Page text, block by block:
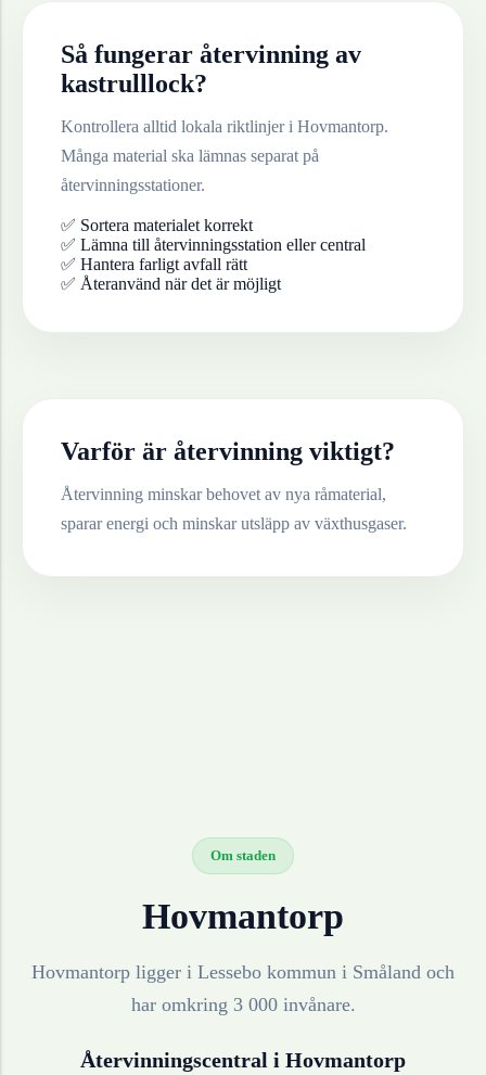
Så fungerar återvinning av
kastrulllock?
Kontrollera alltid lokala riktlinjer i Hovmantorp.
Många material ska lämnas separat på
återvinningsstationer.
✅ Sortera materialet korrekt
✅ Lämna till återvinningsstation eller central
✅ Hantera farligt avfall rätt
✅ Återanvänd när det är möjligt
Varför är återvinning viktigt?
Återvinning minskar behovet av nya råmaterial,
sparar energi och minskar utsläpp av växthusgaser.
Om staden
Hovmantorp
Hovmantorp ligger i Lessebo kommun i Småland och
har omkring 3 000 invånare.
Återvinningscentral i Hovmantorp